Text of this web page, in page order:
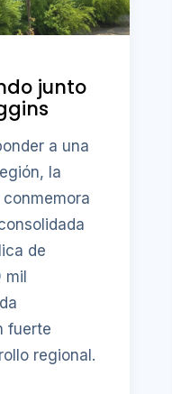
junto
a una
la
de
mil
fuerte
regional.